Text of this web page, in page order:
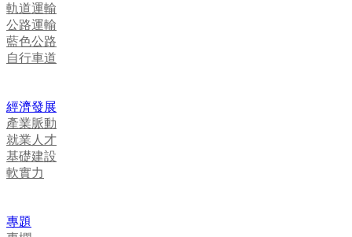
軌道運輸
公路運輸
藍色公路
自行車道
經濟發展
產業脈動
就業人才
基礎建設
軟實力
專題